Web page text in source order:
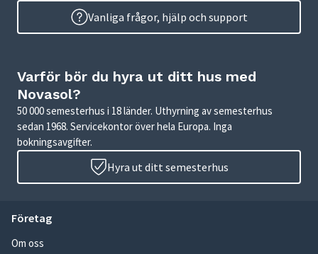
Vanliga frågor, hjälp och support
Varför bör du hyra ut ditt hus med
Novasol?
50 000 semesterhus i 18 länder. Uthyrning av semesterhus
sedan 1968. Servicekontor över hela Europa. Inga
bokningsavgifter.
Hyra ut ditt semesterhus
Företag
Om oss